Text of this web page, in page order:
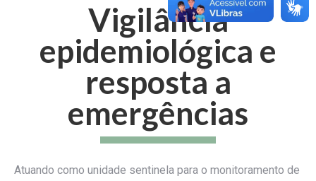
Vigilância
epidemiológica e
resposta a
emergências
Atuando como unidade sentinela para o monitoramento de